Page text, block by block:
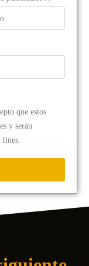
que estos
y serán